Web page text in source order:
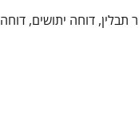
תבלין, דוחה יתושים, דוחה